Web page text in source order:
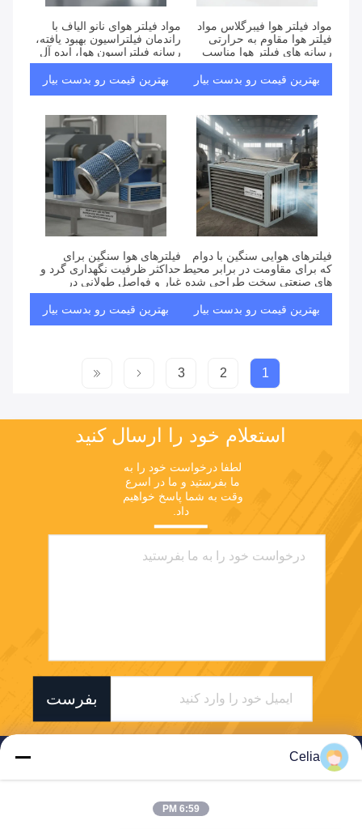
مواد فیلتر هوا فیبرگلاس مواد
فیلتر هوا مقاوم به حرارتی
رسانه های فیلتر هوا مناسب
برای سیستم های کنترل هوا با
دمای بالا
بهترین قیمت رو بدست بیار
مواد فیلتر هوای نانو الیاف با
راندمان فیلتراسیون بهبود یافته،
رسانه فیلتراسیون هوا، ایده آل
برای فیلترهای تهویه مطبوع و
صنعتی
بهترین قیمت رو بدست بیار
فیلترهای هوایی سنگین با دوام
که برای مقاومت در برابر محیط
های صنعتی سخت طراحی شده
اند، پاکسازی هوا و عمر طولانی
را تضمین می کنند
بهترین قیمت رو بدست بیار
فیلترهای هوا سنگین برای
حداکثر ظرفیت نگهداری گرد و
غبار و فواصل طولانی در
کاربردهای صنعتی بهینه شده اند
بهترین قیمت رو بدست بیار
1
2
3
استعلام خود را ارسال کنید
ما بفرستید و ما در اسرع
داد.
بفرست
Shenzhen Zhong Jian South Environment
Celia
6:59 PM